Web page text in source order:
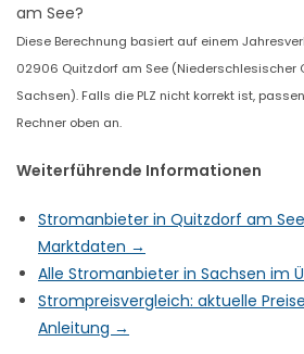
am See?
Diese Berechnung basiert auf einem
02906 Quitzdorf am See (Niederschlesischer
Sachsen). Falls die PLZ nicht korrekt ist,
Rechner oben an.
Weiterführende Informationen
Stromanbieter in Quitzdorf am
Marktdaten →
Alle Stromanbieter in Sachsen im
Strompreisvergleich: aktuelle
Anleitung →